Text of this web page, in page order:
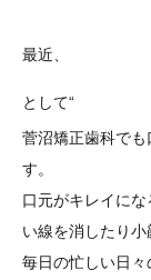
最近、
として“
菅沼矯正歯科で
す。
口元がキレイに
い線を消したり
毎日の忙しい日